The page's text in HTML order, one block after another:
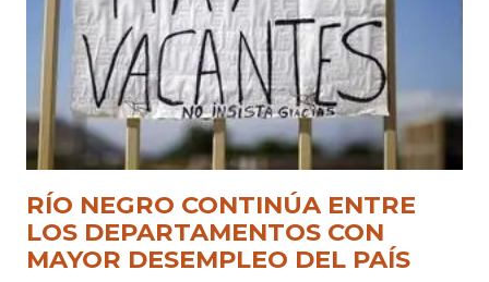
RÍO NEGRO CONTINÚA ENTRE
LOS DEPARTAMENTOS CON
MAYOR DESEMPLEO DEL PAÍS